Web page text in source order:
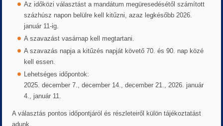
Az időközi választást a mandátum megüresedésétől számított
százhúsz napon belülre kell kitűzni, azaz legkésőbb 2026.
január 11-ig.
A szavazást vasárnap kell megtartani.
A szavazás napja a kitűzés napját követő 70. és 90. nap közé
kell essen.
Lehetséges időpontok:
2025. december 7., december 14., december 21., 2026. január
4., január 11.
A választás pontos időpontjáról és részleteiről külön tájékoztatást
adunk.